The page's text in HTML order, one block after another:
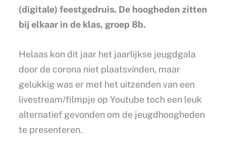
(digitale) feestgedruis. De hoogheden zitten
bij elkaar in de klas, groep 8b.
Helaas kon dit jaar het jaarlijkse jeugdgala
door de corona niet plaatsvinden, maar
gelukkig was er met het uitzenden van een
livestream/filmpje op Youtube toch een leuk
alternatief gevonden om de jeugdhoogheden
te presenteren.